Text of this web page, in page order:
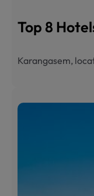
Top 8
Karangasem,